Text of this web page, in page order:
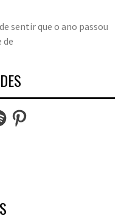
sentir que o ano passou
de
Pinterest